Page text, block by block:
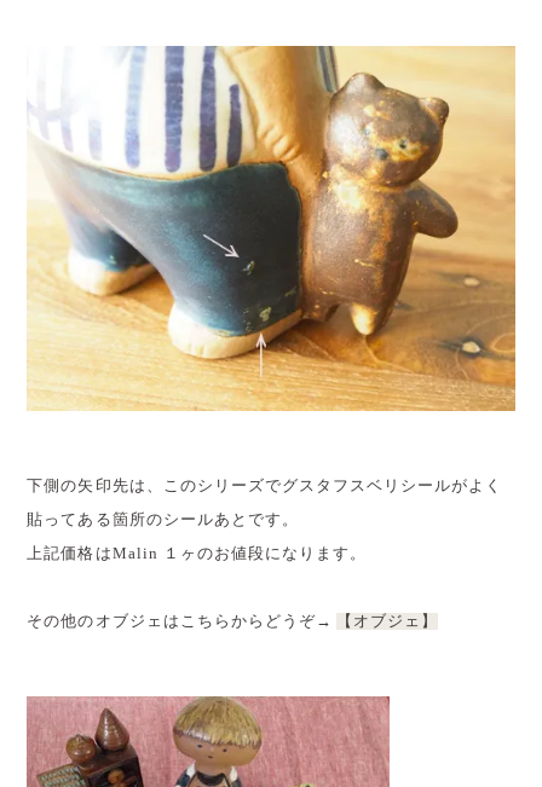
下側の矢印先は、このシリーズでグスタフスベリシールがよく
貼ってある箇所のシールあとです。
上記価格はMalin １ヶのお値段になります。
その他のオブジェはこちらからどうぞ→ 【オブジェ】